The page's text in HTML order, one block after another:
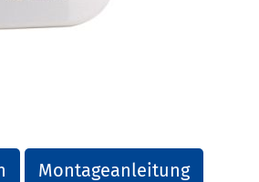
Montageanleitung